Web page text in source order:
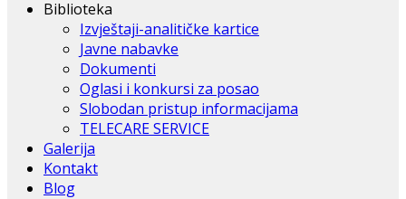
Biblioteka
Izvještaji-analitičke kartice
Javne nabavke
Dokumenti
Oglasi i konkursi za posao
Slobodan pristup informacijama
TELECARE SERVICE
Galerija
Kontakt
Blog